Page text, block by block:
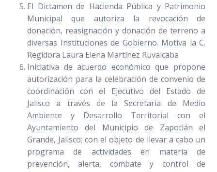
El Dictamen de Hacienda Pública y Patrimonio
Municipal que autoriza la revocación de
donación, reasignación y donación de terreno a
diversas Instituciones de Gobierno. Motiva la C.
Regidora Laura Elena Martínez Ruvalcaba
Iniciativa de acuerdo económico que propone
autorización para la celebración de convenio de
coordinación con el Ejecutivo del Estado de
Jalisco a través de la Secretaria de Medio
Ambiente y Desarrollo Territorial con el
Ayuntamiento del Municipio de Zapotlán el
Grande, Jalisco; con el objeto de llevar a cabo un
programa de actividades en materia de
prevención, alerta, combate y control de